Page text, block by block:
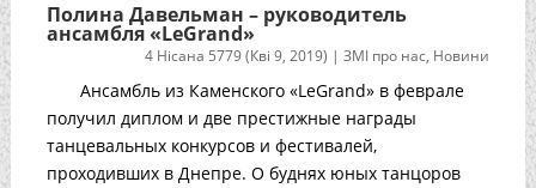
Полина Давельман – руководитель
ансамбля «LeGrand»
4 Нісана 5779 (Кві 9, 2019) |ЗМІ про нас, Новини
Ансамбль из Каменского «LeGrand» в феврале
получил диплом и две престижные награды
танцевальных конкурсов и фестивалей,
проходивших в Днепре. О буднях юных танцоров